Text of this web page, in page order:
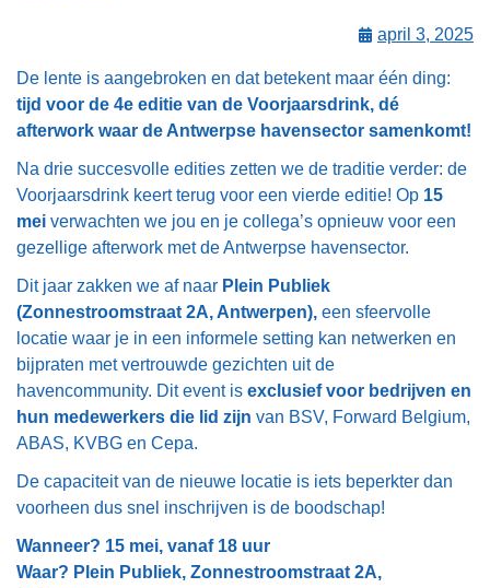
april 3, 2025
De lente is aangebroken en dat betekent maar één ding:
tijd voor de 4e editie van de Voorjaarsdrink, dé
afterwork waar de Antwerpse havensector samenkomt!
Na drie succesvolle edities zetten we de traditie verder: de
Voorjaarsdrink keert terug voor een vierde editie! Op 15
mei verwachten we jou en je collega’s opnieuw voor een
gezellige afterwork met de Antwerpse havensector.
Dit jaar zakken we af naar Plein Publiek
(Zonnestroomstraat 2A, Antwerpen), een sfeervolle
locatie waar je in een informele setting kan netwerken en
bijpraten met vertrouwde gezichten uit de
havencommunity. Dit event is exclusief voor bedrijven en
hun medewerkers die lid zijn van BSV, Forward Belgium,
ABAS, KVBG en Cepa.
De capaciteit van de nieuwe locatie is iets beperkter dan
voorheen dus snel inschrijven is de boodschap!
Wanneer? 15 mei, vanaf 18 uur
Waar? Plein Publiek, Zonnestroomstraat 2A,